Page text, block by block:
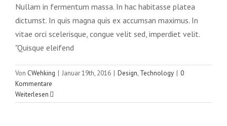
Nullam in fermentum massa. In hac habitasse platea
dictumst. In quis magna quis ex accumsan maximus. In
vitae orci scelerisque, congue velit sed, imperdiet velit.
"Quisque eleifend
Von CWehking | Januar 19th, 2016 | Design, Technology | 0
Kommentare
Weiterlesen